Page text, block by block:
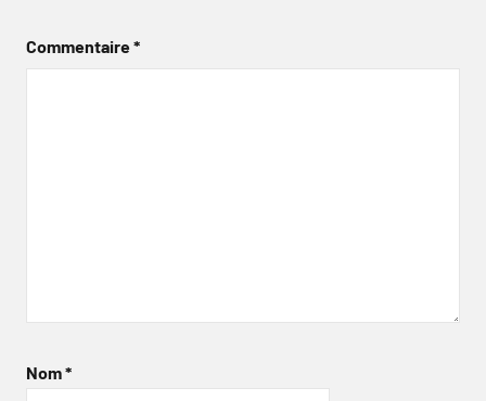
Commentaire*
Nom*